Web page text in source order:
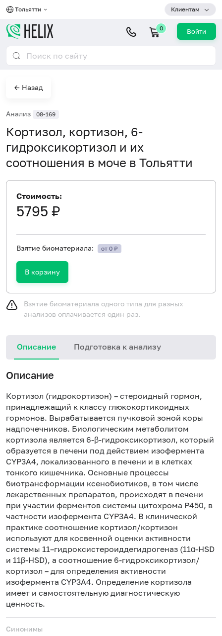
Тольятти Клиентам
0 Войти
← Назад
Анализ 08-169
Кортизол, кортизон, 6-
гидроксикортизол и их
соотношения в моче в Тольятти
Стоимость:
5795 ₽
Взятие биоматериала: от 0 ₽
В корзину
Взятие биоматериала одного типа для разных
анализов оплачивается один раз.
Описание Подготовка к анализу
Описание
Кортизол (гидрокортизон) – стероидный гормон,
принадлежащий к классу глюкокортикоидных
гормонов. Вырабатывается пучковой зоной коры
надпочечников. Биологическим метаболитом
кортизола является 6-β-гидроксикортизол, который
образуется в печени под действием изофермента
CYP3A4, локализованного в печени и в клетках
тонкого кишечника. Основные процессы
биотрансформации ксенобиотиков, в том числе
лекарственных препаратов, происходят в печени
при участии ферментов системы цитохрома Р450, в
частности изофермента CYP3A4. В клинической
практике соотношение кортизол/кортизон
используют для косвенной оценки активности
системы 11–гидроксистероиддегидрогеназ (11α-HSD
и 11β-HSD), а соотношение 6-гидроксикортизол/
кортизол – для определения активности
изофермента CYP3A4. Определение кортизола
имеет и самостоятельную диагностическую
ценность.
Синонимы